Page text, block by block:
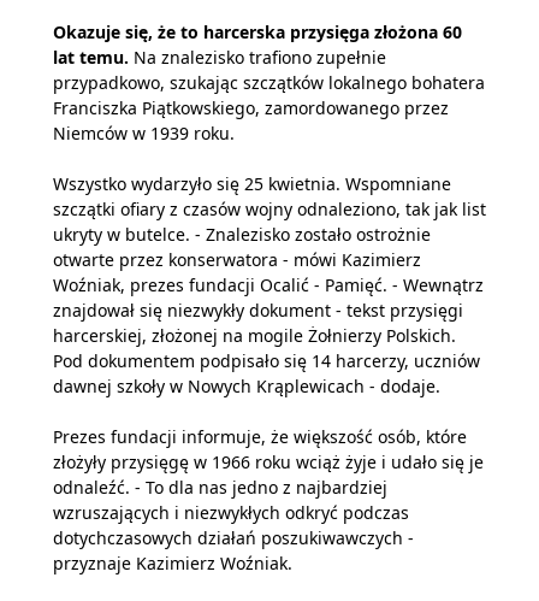
Okazuje się, że to harcerska przysięga złożona 60
lat temu. Na znalezisko trafiono zupełnie
przypadkowo, szukając szczątków lokalnego bohatera
Franciszka Piątkowskiego, zamordowanego przez
Niemców w 1939 roku.
Wszystko wydarzyło się 25 kwietnia. Wspomniane
szczątki ofiary z czasów wojny odnaleziono, tak jak list
ukryty w butelce. - Znalezisko zostało ostrożnie
otwarte przez konserwatora - mówi Kazimierz
Woźniak, prezes fundacji Ocalić - Pamięć. - Wewnątrz
znajdował się niezwykły dokument - tekst przysięgi
harcerskiej, złożonej na mogile Żołnierzy Polskich.
Pod dokumentem podpisało się 14 harcerzy, uczniów
dawnej szkoły w Nowych Krąplewicach - dodaje.
Prezes fundacji informuje, że większość osób, które
złożyły przysięgę w 1966 roku wciąż żyje i udało się je
odnaleźć. - To dla nas jedno z najbardziej
wzruszających i niezwykłych odkryć podczas
dotychczasowych działań poszukiwawczych -
przyznaje Kazimierz Woźniak.